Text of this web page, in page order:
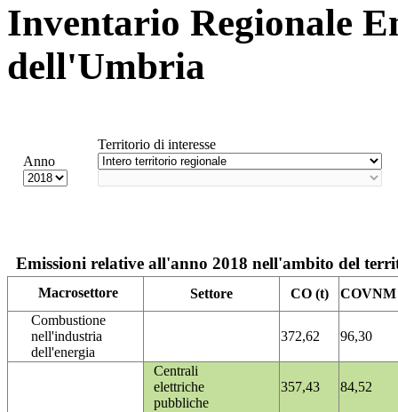
Inventario Regionale
dell'Umbria
Anno
Territorio di interesse
Emissioni relative all'anno 2018 nell'ambito del
Macrosettore Settore CO (t)
COVNM
Combustione
nell'industria
dell'energia
372,62 96,30
Centrali
elettriche
pubbliche
357,43 84,52